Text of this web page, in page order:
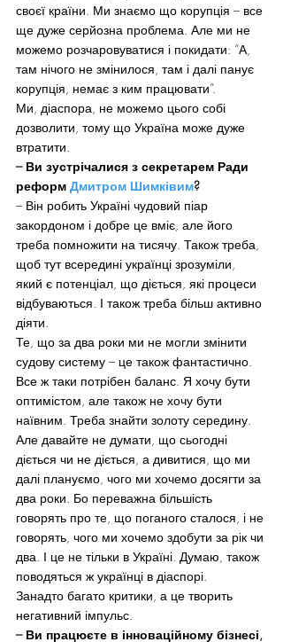
своєї країни. Ми знаємо що корупція – все
ще дуже серйозна проблема. Але ми не
можемо розчаровуватися і покидати: “А,
там нічого не змінилося, там і далі панує
корупція, немає з ким працювати”.
Ми, діаспора, не можемо цього собі
дозволити, тому що Україна може дуже
втратити.
– Ви зустрічалися з секретарем Ради
реформ Дмитром Шимківим?
– Він робить Україні чудовий піар
закордоном і добре це вміє, але його
треба помножити на тисячу. Також треба,
щоб тут всередині українці зрозуміли,
який є потенціал, що діється, які процеси
відбуваються. І також треба більш активно
діяти.
Те, що за два роки ми не могли змінити
судову систему – це також фантастично.
Все ж таки потрібен баланс. Я хочу бути
оптимістом, але також не хочу бути
наївним. Треба знайти золоту середину.
Але давайте не думати, що сьогодні
діється чи не діється, а дивитися, що ми
далі плануємо, чого ми хочемо досягти за
два роки. Бо переважна більшість
говорять про те, що поганого сталося, і не
говорять, чого ми хочемо здобути за рік чи
два. І це не тільки в Україні. Думаю, також
поводяться ж українці в діаспорі.
Занадто багато критики, а це творить
негативний імпульс.
– Ви працюєте в інноваційному бізнесі,